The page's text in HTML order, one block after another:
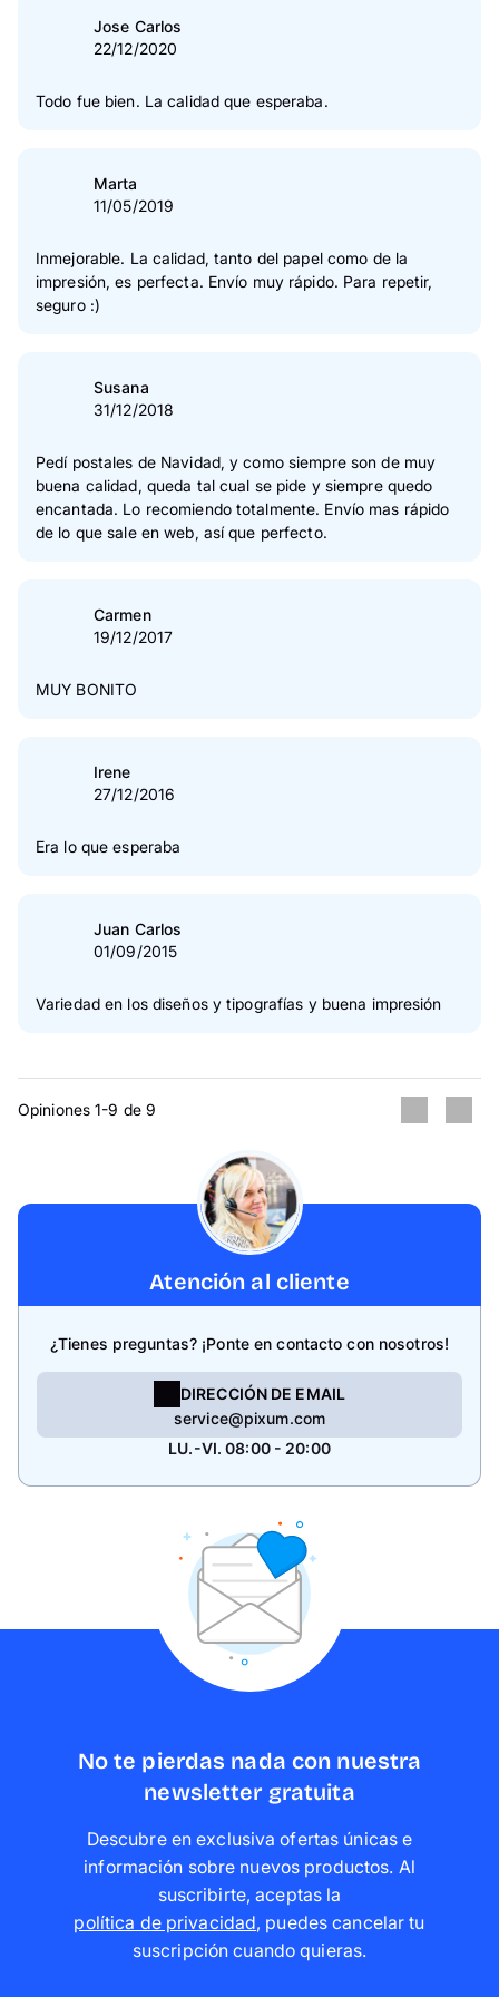
Jose Carlos
22/12/2020
Todo fue bien. La calidad que esperaba.
Marta
11/05/2019
Inmejorable. La calidad, tanto del papel como de la
impresión, es perfecta. Envío muy rápido. Para repetir,
seguro :)
Susana
31/12/2018
Pedí postales de Navidad, y como siempre son de muy
buena calidad, queda tal cual se pide y siempre quedo
encantada. Lo recomiendo totalmente. Envío mas rápido
de lo que sale en web, así que perfecto.
Carmen
19/12/2017
MUY BONITO
Irene
27/12/2016
Era lo que esperaba
Juan Carlos
01/09/2015
Variedad en los diseños y tipografías y buena impresión
Opiniones 1-9 de 9
Atención al cliente
¿Tienes preguntas? ¡Ponte en contacto con nosotros!
DIRECCIÓN DE EMAIL
service@pixum.com
LU.-VI. 08:00 - 20:00
No te pierdas nada con nuestra
newsletter gratuita
Descubre en exclusiva ofertas únicas e
información sobre nuevos productos. Al
suscribirte, aceptas la
política de privacidad, puedes cancelar tu
suscripción cuando quieras.